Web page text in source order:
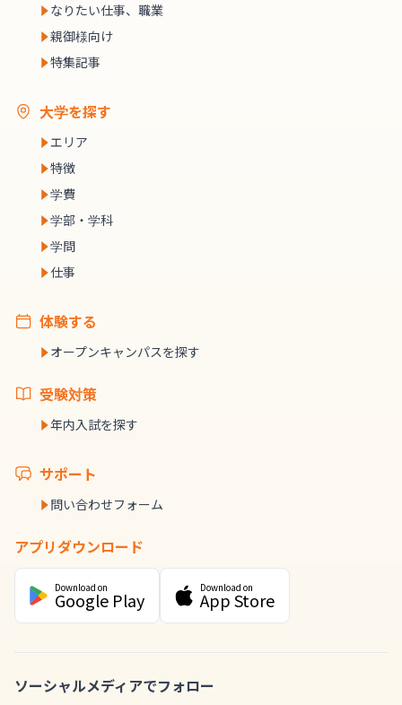
なりたい仕事、職業
親御様向け
特集記事
大学を探す
エリア
特徴
学費
学部・学科
学問
仕事
体験する
オープンキャンパスを探す
受験対策
年内入試を探す
サポート
問い合わせフォーム
アプリダウンロード
Download on
Google Play
Download on
App Store
ソーシャルメディアでフォロー